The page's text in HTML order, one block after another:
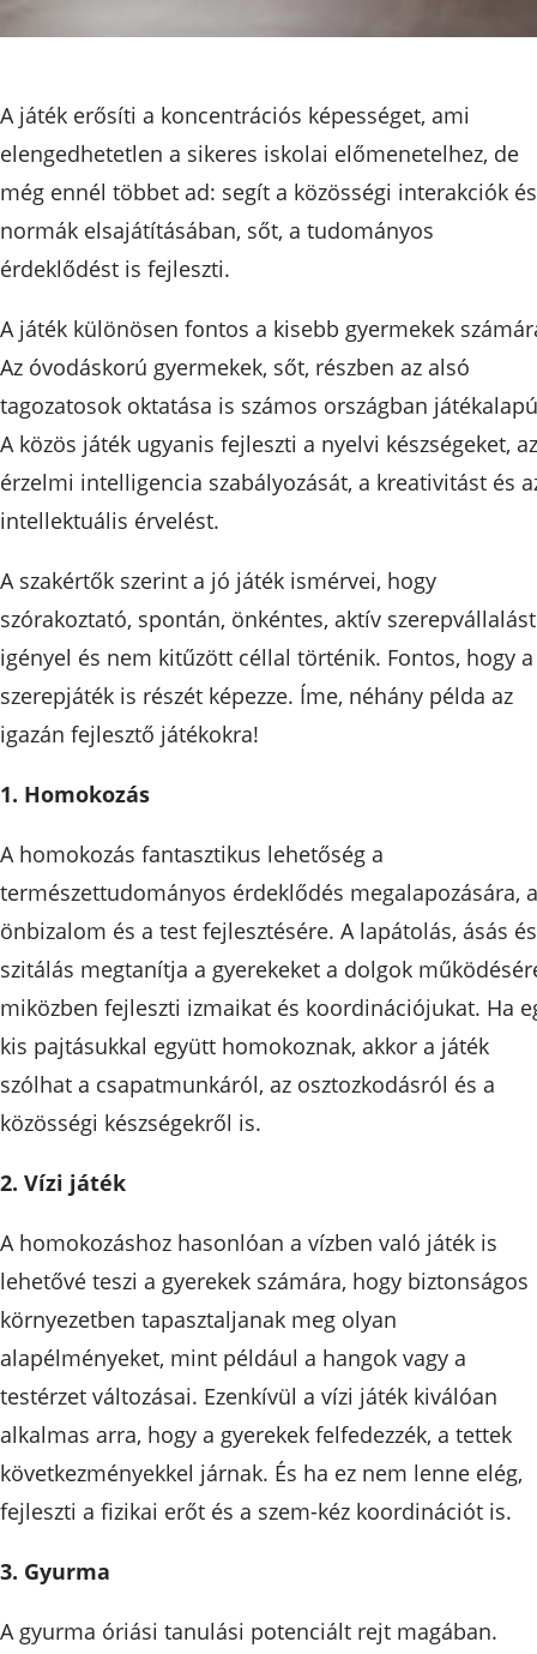
A játék erősíti a koncentrációs képességet, ami
elengedhetetlen a sikeres iskolai előmenetelhez, de
még ennél többet ad: segít a közösségi interakciók és
normák elsajátításában, sőt, a tudományos
érdeklődést is fejleszti.
A játék különösen fontos a kisebb gyermekek
Az óvodáskorú gyermekek, sőt, részben az alsó
tagozatosok oktatása is számos országban
A közös játék ugyanis fejleszti a nyelvi készségeket, az
érzelmi intelligencia szabályozását, a kreativitást és
intellektuális érvelést.
A szakértők szerint a jó játék ismérvei, hogy
szórakoztató, spontán, önkéntes, aktív szerepvállalást
igényel és nem kitűzött céllal történik. Fontos, hogy a
szerepjáték is részét képezze. Íme, néhány példa az
igazán fejlesztő játékokra!
1. Homokozás
A homokozás fantasztikus lehetőség a
természettudományos érdeklődés megalapozására,
önbizalom és a test fejlesztésére. A lapátolás, ásás és
szitálás megtanítja a gyerekeket a dolgok
miközben fejleszti izmaikat és koordinációjukat. Ha
kis pajtásukkal együtt homokoznak, akkor a játék
szólhat a csapatmunkáról, az osztozkodásról és a
közösségi készségekről is.
2. Vízi játék
A homokozáshoz hasonlóan a vízben való játék is
lehetővé teszi a gyerekek számára, hogy biztonságos
környezetben tapasztaljanak meg olyan
alapélményeket, mint például a hangok vagy a
testérzet változásai. Ezenkívül a vízi játék kiválóan
alkalmas arra, hogy a gyerekek felfedezzék, a tettek
következményekkel járnak. És ha ez nem lenne elég,
fejleszti a fizikai erőt és a szem-kéz koordinációt is.
3. Gyurma
A gyurma óriási tanulási potenciált rejt magában.